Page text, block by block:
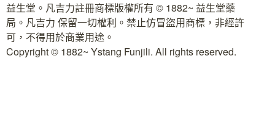
益生堂。凡吉力註冊商標版權所有 © 1882~ 益生堂藥
局。凡吉力 保留一切權利。禁止仿冒盜用商標，非經許
可，不得用於商業用途。
Copyright © 1882~ Ystang Funjili. All rights reserved.